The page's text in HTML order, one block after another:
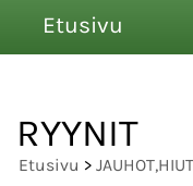
Etusivu
RYYNIT
Etusivu >